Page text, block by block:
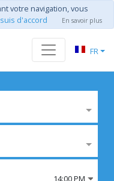
votre navigation, vous
d'accord En savoir plus
FR
14:00 PM